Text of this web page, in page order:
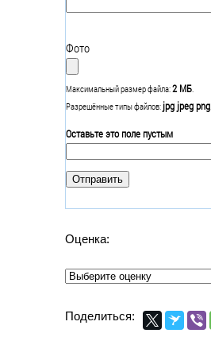
Фото
Максимальный размер файла:2 МБ
Разрешённые типы файлов: jpg jpeg png
Оставьте это поле пустым
Оценка:
Поделиться: